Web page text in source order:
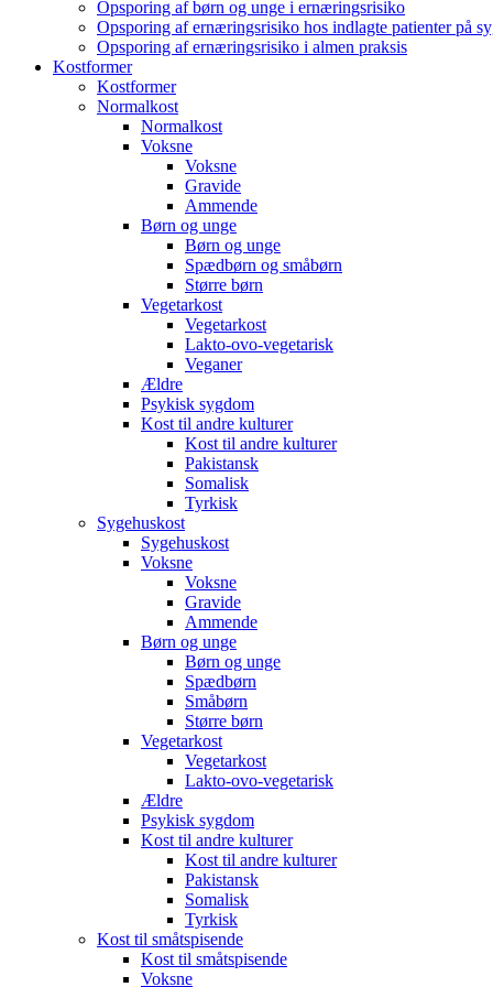
Opsporing af børn og unge i ernæringsrisiko
Opsporing af ernæringsrisiko hos indlagte patienter på
Opsporing af ernæringsrisiko i almen praksis
Kostformer
Kostformer
Normalkost
Normalkost
Voksne
Voksne
Gravide
Ammende
Børn og unge
Børn og unge
Spædbørn og småbørn
Større børn
Vegetarkost
Vegetarkost
Lakto-ovo-vegetarisk
Veganer
Ældre
Psykisk sygdom
Kost til andre kulturer
Kost til andre kulturer
Pakistansk
Somalisk
Tyrkisk
Sygehuskost
Sygehuskost
Voksne
Voksne
Gravide
Ammende
Børn og unge
Børn og unge
Spædbørn
Småbørn
Større børn
Vegetarkost
Vegetarkost
Lakto-ovo-vegetarisk
Ældre
Psykisk sygdom
Kost til andre kulturer
Kost til andre kulturer
Pakistansk
Somalisk
Tyrkisk
Kost til småtspisende
Kost til småtspisende
Voksne